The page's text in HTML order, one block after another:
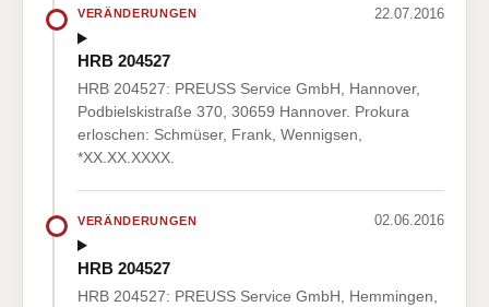
VERÄNDERUNGEN 22.07.2016
HRB 204527
HRB 204527: PREUSS Service GmbH, Hannover,
Podbielskistraße 370, 30659 Hannover. Prokura
erloschen: Schmüser, Frank, Wennigsen,
*XX.XX.XXXX.
VERÄNDERUNGEN 02.06.2016
HRB 204527
HRB 204527: PREUSS Service GmbH, Hemmingen,